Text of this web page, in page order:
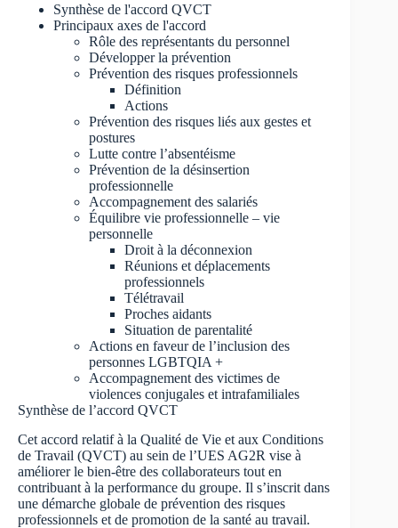
Synthèse de l'accord QVCT
Principaux axes de l'accord
Rôle des représentants du personnel
Développer la prévention
Prévention des risques professionnels
Définition
Actions
Prévention des risques liés aux gestes et
postures
Lutte contre l’absentéisme
Prévention de la désinsertion
professionnelle
Accompagnement des salariés
Équilibre vie professionnelle – vie
personnelle
Droit à la déconnexion
Réunions et déplacements
professionnels
Télétravail
Proches aidants
Situation de parentalité
Actions en faveur de l’inclusion des
personnes LGBTQIA +
Accompagnement des victimes de
violences conjugales et intrafamiliales
Synthèse de l’accord QVCT
Cet accord relatif à la Qualité de Vie et aux Conditions
de Travail (QVCT) au sein de l’UES AG2R vise à
améliorer le bien-être des collaborateurs tout en
contribuant à la performance du groupe. Il s’inscrit dans
une démarche globale de prévention des risques
professionnels et de promotion de la santé au travail.